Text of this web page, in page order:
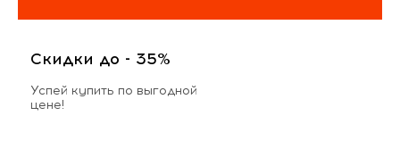
Скидки до - 35%
Успей купить по выгодной
цене!